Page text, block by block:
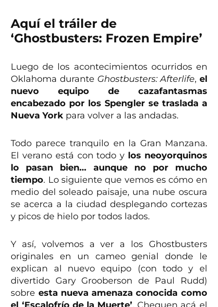
Aquí el tráiler de
‘Ghostbusters: Frozen Empire’
Luego de los acontecimientos ocurridos en
Oklahoma durante Ghostbusters: Afterlife, el
nuevo equipo de cazafantasmas
encabezado por los Spengler se traslada a
Nueva York para volver a las andadas.
Todo parece tranquilo en la Gran Manzana.
El verano está con todo y los neoyorquinos
lo pasan bien… aunque no por mucho
tiempo. Lo siguiente que vemos es cómo en
medio del soleado paisaje, una nube oscura
se acerca a la ciudad desplegando cortezas
y picos de hielo por todos lados.
Y así, volvemos a ver a los Ghostbusters
originales en un cameo genial donde le
explican al nuevo equipo (con todo y el
divertido Gary Grooberson de Paul Rudd)
sobre esta nueva amenaza conocida como
el ‘Escalofrío de la Muerte’. Chequen acá el